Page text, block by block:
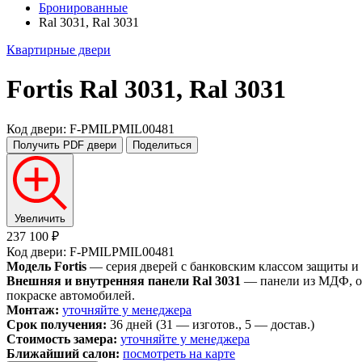
Бронированные
Ral 3031, Ral 3031
Квартирные двери
Fortis Ral 3031, Ral 3031
Код двери: F-PMILPMIL00481
Получить PDF двери Поделиться
Увеличить
237 100 ₽
Код двери: F-PMILPMIL00481
Модель Fortis — серия дверей с банковским классом защиты
Внешняя и внутренняя панели Ral 3031 — панели из МДФ,
покраске автомобилей.
Монтаж: уточняйте у менеджера
Срок получения: 36 дней (31 — изготов., 5 — достав.)
Стоимость замера: уточняйте у менеджера
Ближайший салон: посмотреть на карте